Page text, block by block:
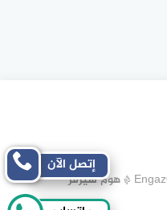
إتصل الآن